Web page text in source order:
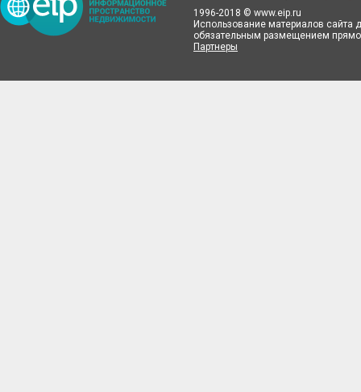
1996-2018 © www.eip.ru
Использование материалов сайта
обязательным размещением
Партнеры